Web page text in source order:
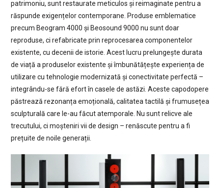
patrimoniu, sunt restaurate meticulos și reimaginate pentru a
răspunde exigențelor contemporane. Produse emblematice
precum Beogram 4000 și Beosound 9000 nu sunt doar
reproduse, ci refabricate prin reprocesarea componentelor
existente, cu decenii de istorie. Acest lucru prelungește durata
de viață a produselor existente și îmbunătățește experiența de
utilizare cu tehnologie modernizată și conectivitate perfectă –
integrându-se fără efort în casele de astăzi. Aceste capodopere
păstrează rezonanța emoțională, calitatea tactilă și frumusețea
sculpturală care le-au făcut atemporale. Nu sunt relicve ale
trecutului, ci moșteniri vii de design – renăscute pentru a fi
prețuite de noile generații.